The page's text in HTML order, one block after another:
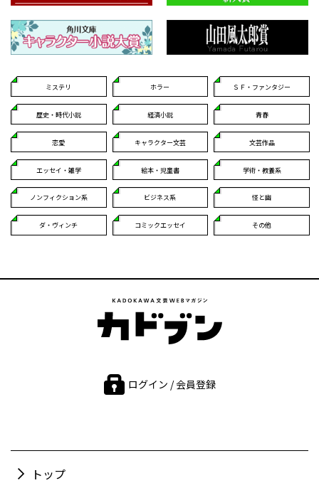
ミステリ ホラー ＳＦ・ファンタジー
歴史・時代小説 経済小説 青春
恋愛 キャラクター文芸 文芸作品
エッセイ・雑学 絵本・児童書 学術・教養系
ノンフィクション系 ビジネス系 怪と幽
ダ・ヴィンチ コミックエッセイ その他
ログイン / 会員登録
トップ